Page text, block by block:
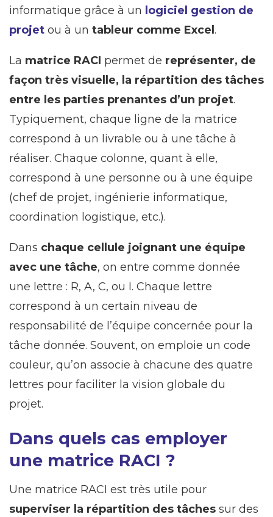
informatique grâce à un logiciel gestion de
projet ou à un tableur comme Excel .
La matrice RACI permet de représenter, de
façon très visuelle, la répartition des tâches
entre les parties prenantes d’un projet.
Typiquement, chaque ligne de la matrice
correspond à un livrable ou à une tâche à
réaliser. Chaque colonne, quant à elle,
correspond à une personne ou à une équipe
(chef de projet, ingénierie informatique,
coordination logistique, etc.).
Dans chaque cellule joignant une équipe
avec une tâche, on entre comme donnée
une lettre : R, A, C, ou I. Chaque lettre
correspond à un certain niveau de
responsabilité de l’équipe concernée pour la
tâche donnée. Souvent, on emploie un code
couleur, qu’on associe à chacune des quatre
lettres pour faciliter la vision globale du
projet.
Dans quels cas employer
une matrice RACI ?
Une matrice RACI est très utile pour
superviser la répartition des tâches sur des